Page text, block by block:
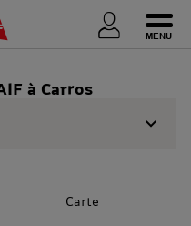
à Carros
Carte